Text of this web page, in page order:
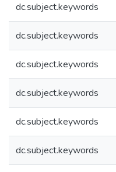
dc.subject.keywords
dc.subject.keywords
dc.subject.keywords
dc.subject.keywords
dc.subject.keywords
dc.subject.keywords